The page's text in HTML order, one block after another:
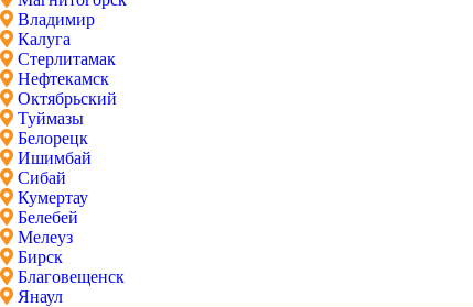
Владимир
Калуга
Стерлитамак
Нефтекамск
Октябрьский
Туймазы
Белорецк
Ишимбай
Сибай
Кумертау
Белебей
Мелеуз
Бирск
Благовещенск
Янаул